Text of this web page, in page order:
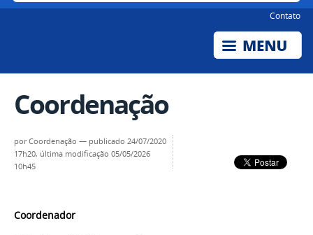
Contato
Coordenação
porCoordenação — publicado 24/07/2020
17h20, última modificação 05/05/2026
10h45
Coordenador